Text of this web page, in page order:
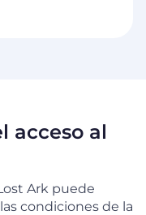
acceso al
Ark puede
condiciones de la